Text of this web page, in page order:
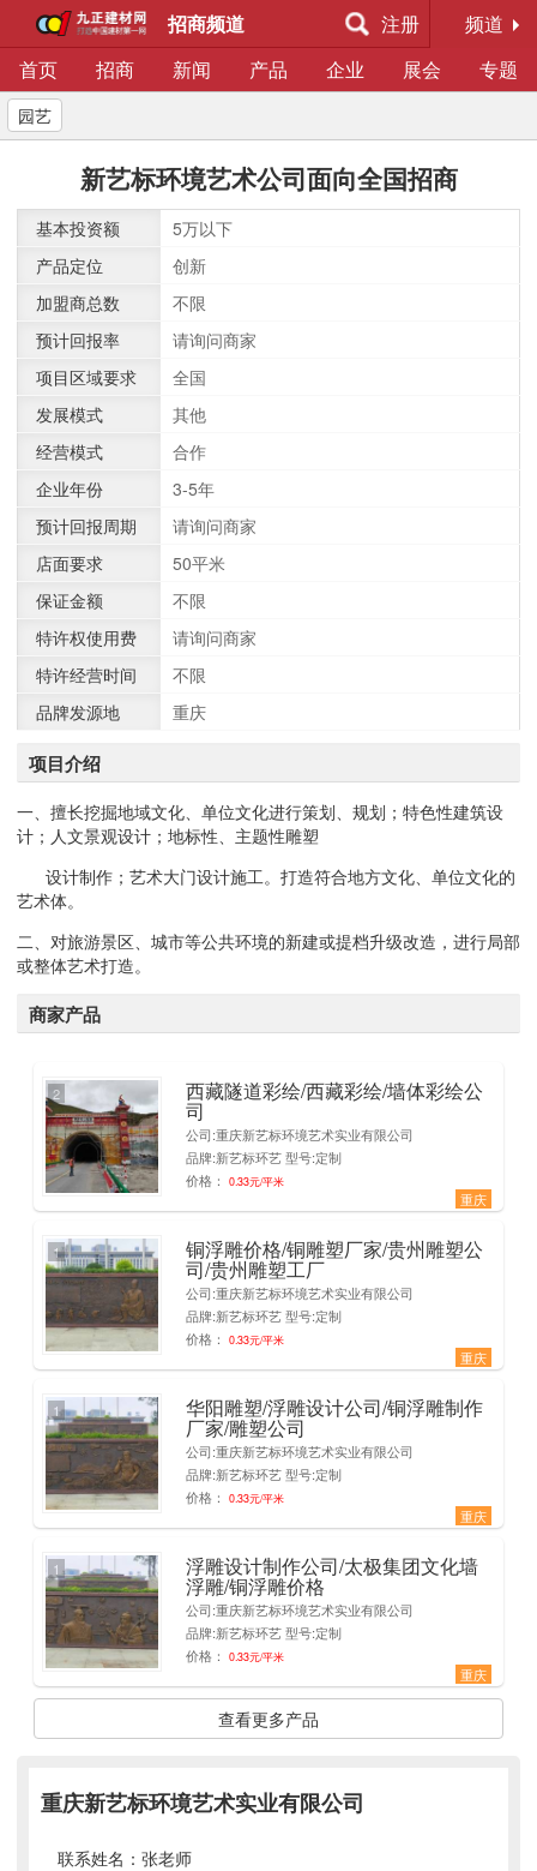
招商频道 注册
频道
首页
招商 新闻 产品 企业 展会 专题
园艺
新艺标环境艺术公司面向全国招商
基本投资额
5万以下
产品定位
创新
加盟商总数
不限
预计回报率
请询问商家
项目区域要求
全国
发展模式
其他
经营模式
合作
企业年份
3-5年
预计回报周期
请询问商家
店面要求
50平米
保证金额
不限
特许权使用费
请询问商家
特许经营时间
不限
品牌发源地
重庆
项目介绍
一、擅长挖掘地域文化、单位文化进行策划、规划；特色性建筑设
计；人文景观设计；地标性、主题性雕塑
设计制作； 艺术大门设计施工。 打造符合地方文化、单位文化的
艺术体。
二、对旅游景区、城市等公共环境的新建或提档升级改造，进行局部
或整体艺术打造。
商家产品
西藏隧道彩绘/西藏彩绘/墙体彩绘公
司
公司:重庆新艺标环境艺术实业有限公司
品牌:新艺标环艺 型号:定制
价格：
0.33元/平米
重庆
2
铜浮雕价格/铜雕塑厂家/贵州雕塑公
司/贵州雕塑工厂
公司:重庆新艺标环境艺术实业有限公司
品牌:新艺标环艺 型号:定制
价格：
0.33元/平米
重庆
1
华阳雕塑/浮雕设计公司/铜浮雕制作
厂家/雕塑公司
公司:重庆新艺标环境艺术实业有限公司
品牌:新艺标环艺 型号:定制
价格：
0.33元/平米
重庆
1
浮雕设计制作公司/太极集团文化墙
浮雕/铜浮雕价格
公司:重庆新艺标环境艺术实业有限公司
品牌:新艺标环艺 型号:定制
价格：
0.33元/平米
重庆
1
查看更多产品
重庆新艺标环境艺术实业有限公司
联系姓名：张老师